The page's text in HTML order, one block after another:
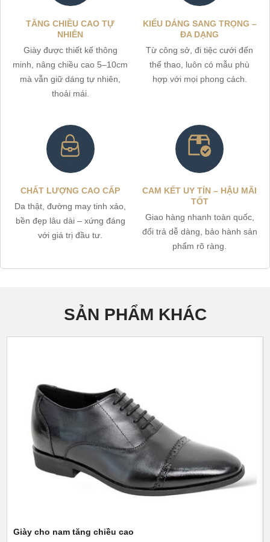
TĂNG CHIỀU CAO TỰ
NHIÊN
Giày được thiết kế thông
minh, nâng chiều cao 5–10cm
mà vẫn giữ dáng tự nhiên,
thoải mái.
KIỂU DÁNG SANG TRỌNG –
ĐA DẠNG
Từ công sở, đi tiệc cưới đến
thể thao, luôn có mẫu phù
hợp với mọi phong cách.
CHẤT LƯỢNG CAO CẤP
Da thật, đường may tinh xảo,
bền đẹp lâu dài – xứng đáng
với giá trị đầu tư.
CAM KẾT UY TÍN – HẬU MÃI
TỐT
Giao hàng nhanh toàn quốc,
đổi trả dễ dàng, bảo hành sản
phẩm rõ ràng.
SẢN PHẨM KHÁC
Giày cho nam tăng chiều cao